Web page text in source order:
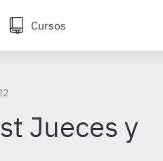
Cursos
Jueces y